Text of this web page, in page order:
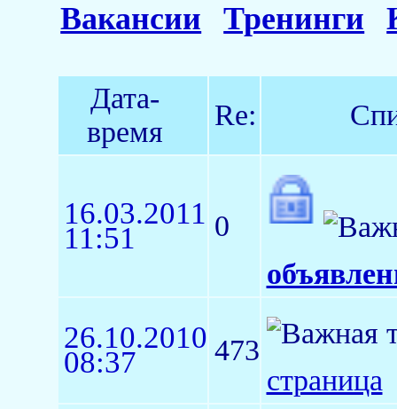
Вакансии Тренинги
Дата-
время
Re:
16.03.2011
11:51
0
26.10.2010
08:37
473
страница